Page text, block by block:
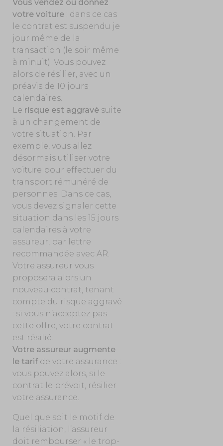
Vous vendez ou donnez
votre voiture : dans ce cas
le contrat est suspendu je
jour même de la
transaction (le soir même
à minuit). Vous pouvez
alors de résilier, avec un
préavis de 10 jours
calendaires.
Le risque est aggravé suite
à un changement de
votre situation. Par
exemple, vous allez
désormais utiliser votre
voiture pour effectuer du
transport rémunéré de
personnes. Dans ce cas,
vous devez signaler cette
situation dans les 15 jours
calendaires à votre
assureur, par lettre
recommandée avec AR.
Votre assureur vous
proposera alors un
nouveau contrat, tenant
compte du risque aggravé
: si vous n’acceptez pas
cette offre, votre contrat
est résilié.
Votre assureur augmente
le tarif de votre assurance :
vous pouvez alors, si le
contrat le prévoit, résilier
votre assurance.
Quel que soit le motif de
la résiliation, l’assureur
doit rembourser « le trop-